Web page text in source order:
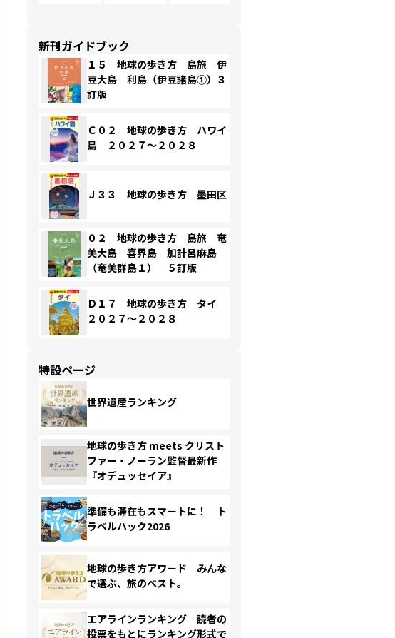
新刊ガイドブック
１５ 地球の歩き方 島旅 伊
豆大島 利島（伊豆諸島①）３
訂版
Ｃ０２ 地球の歩き方 ハワイ
島 ２０２７～２０２８
Ｊ３３ 地球の歩き方 墨田区
０２ 地球の歩き方 島旅 奄
美大島 喜界島 加計呂麻島
（奄美群島１） ５訂版
Ｄ１７ 地球の歩き方 タイ
２０２７～２０２８
特設ページ
世界遺産ランキング
地球の歩き方 meets クリスト
ファー・ノーラン監督最新作
『オデュッセイア』
準備も滞在もスマートに！ ト
ラベルハック2026
地球の歩き方アワード みんな
で選ぶ、旅のベスト。
エアラインランキング 読者の
投票をもとにランキング形式で